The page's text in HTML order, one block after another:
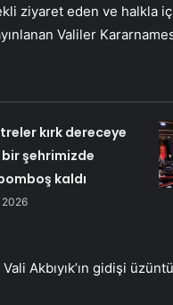
ziyaret eden ve halkla
Valiler
kırk dereceye
bir şehrimizde
kaldı
2026
Akbıyık’ın gidişi